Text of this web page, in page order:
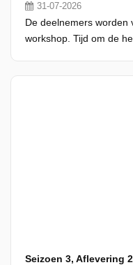
31-07-2026
De deelnemers worden
workshop. Tijd om de
Seizoen 3, Aflevering